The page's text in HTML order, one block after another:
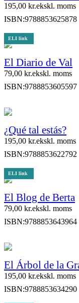
195,00 kr.ekskl. moms
ISBN:9788853625878
ELI link
El Diario de Val
79,00 kr.ekskl. moms
ISBN:9788853605597
¿Qué tal estás?
195,00 kr.ekskl. moms
ISBN:9788853622792
ELI link
El Blog de Berta
79,00 kr.ekskl. moms
ISBN:9788853643964
El Árbol de la
195,00 kr.ekskl. moms
ISBN:9788853634290